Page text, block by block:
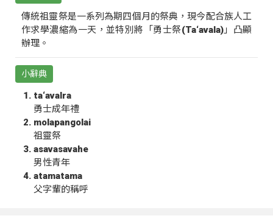
傳統祖靈祭是一系列為期四個月的祭典，現今配合族人工
作求學濃縮為一天，並特別將「勇士祭(Ta‘avala)」凸顯
辦理。
小辭典
ta‘avalra
勇士成年禮
molapangolai
祖靈祭
asavasavahe
男性青年
atamatama
父字輩的稱呼